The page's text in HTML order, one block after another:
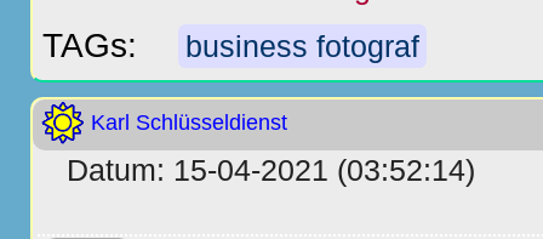
TAGs: business fotograf
Karl Schlüsseldienst
Datum: 15-04-2021 (03:52:14)